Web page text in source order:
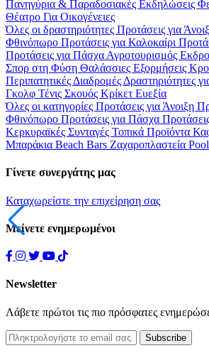
Πανηγύρια & Παραδοσιακές Εκδηλώσεις
Θέατρο Για Οικογένειες
Όλες οι δραστηριότητες Προτάσεις για
Φθινόπωρο Προτάσεις για Καλοκαίρι
Προτάσεις για Πάσχα Αγροτουρισμός
Σπορ στη Φύση Θαλάσσιες Εξορμήσεις
Περιπατητικές Διαδρομές Δραστηριότητες
Γκολφ Τένις Σκουός Κρίκετ Ευεξία
Όλες οι κατηγορίες Προτάσεις για Άνοιξη
Φθινόπωρο Προτάσεις για Πάσχα
Κερκυραϊκές Συνταγές Τοπικά Προϊόντα
Μπαράκια Beach Bars Ζαχαροπλαστεία
Γίνετε συνεργάτης μας
Καταχωρείστε την επιχείρηση σας
Μείνετε ενημερωμένοι
Newsletter
Λάβετε πρώτοι τις πιο πρόσφατες